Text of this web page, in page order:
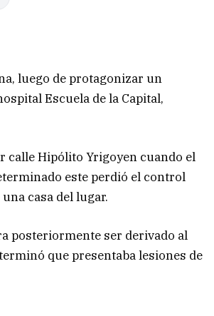
luego de protagonizar un
Escuela de la Capital,
calle Hipólito Yrigoyen cuando el
este perdió el control
casa del lugar.
posteriormente ser derivado al
que presentaba lesiones de